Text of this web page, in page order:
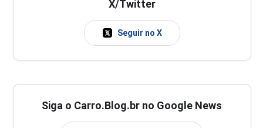
X/Twitter
Seguir no X
Siga o Carro.Blog.br no Google News